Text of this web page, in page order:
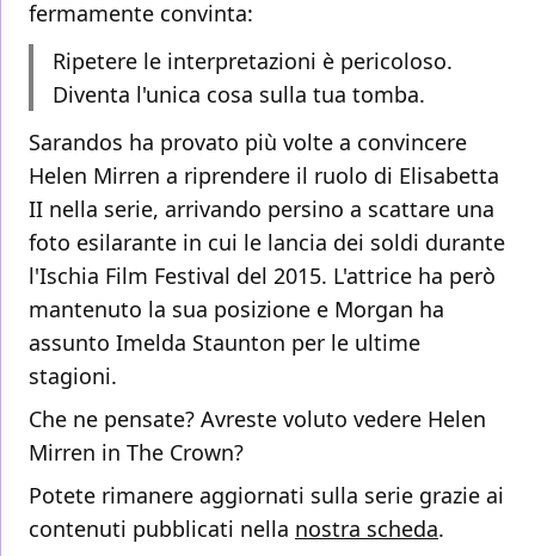
fermamente convinta:
Ripetere le interpretazioni è pericoloso.
Diventa l'unica cosa sulla tua tomba.
Sarandos ha provato più volte a convincere
Helen Mirren a riprendere il ruolo di Elisabetta
II nella serie, arrivando persino a scattare una
foto esilarante in cui le lancia dei soldi durante
l'Ischia Film Festival del 2015. L'attrice ha però
mantenuto la sua posizione e Morgan ha
assunto Imelda Staunton per le ultime
stagioni.
Che ne pensate? Avreste voluto vedere Helen
Mirren in The Crown?
Potete rimanere aggiornati sulla serie grazie ai
contenuti pubblicati nella nostra scheda.